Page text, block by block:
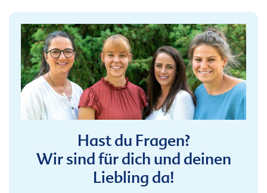
Hast du Fragen?
Wir sind für dich und deinen
Liebling da!